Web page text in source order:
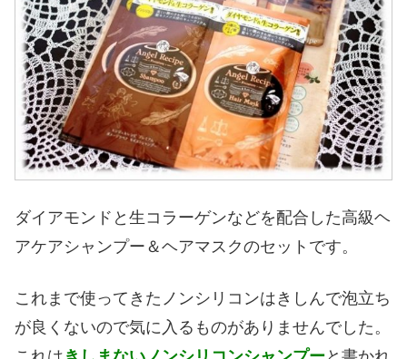
ダイアモンドと生コラーゲンなどを配合した高級ヘ
アケアシャンプー＆ヘアマスクのセットです。
これまで使ってきたノンシリコンはきしんで泡立ち
が良くないので気に入るものがありませんでした。